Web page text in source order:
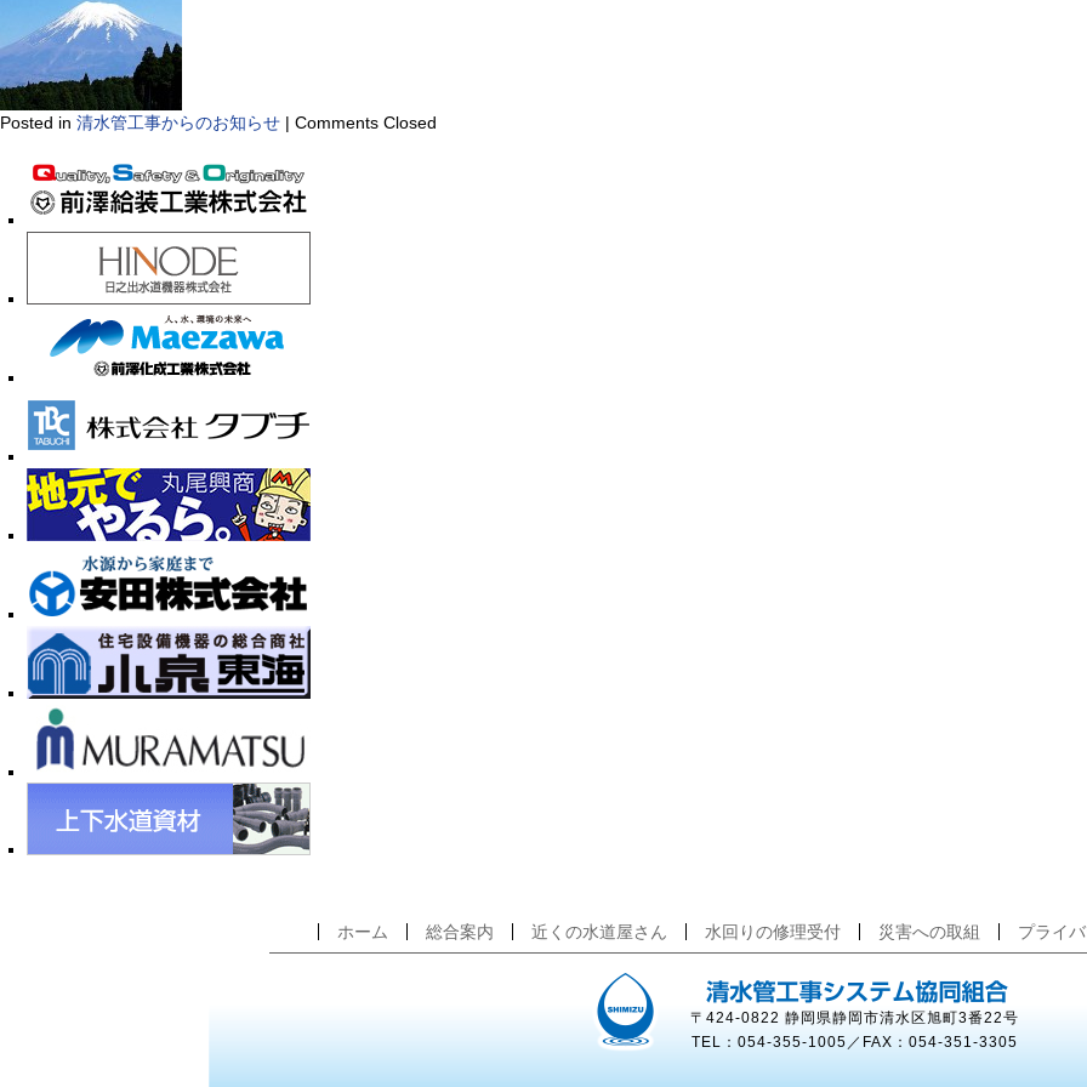
Posted in 清水管工事からのお知らせ | Comments Closed
ホーム 総合案内 近くの水道屋さん 水回りの修理受付 災害への取組 プライ
〒424-0822 静岡県静岡市清水区旭町3番22号
TEL：054-355-1005／FAX：054-351-3305